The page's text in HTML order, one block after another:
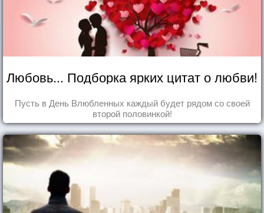
Любовь... Подборка ярких цитат о любви!
Пусть в День Влюбленных каждый будет рядом со своей
второй половинкой!